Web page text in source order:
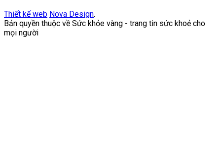
Thiết kế web Nova Design.
Bản quyền thuộc về Sức khỏe vàng - trang tin sức khoẻ cho
mọi người